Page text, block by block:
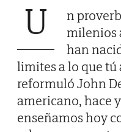
U
n
milenios
han
limites a lo que tú
reformuló John
americano, hace
enseñamos hoy